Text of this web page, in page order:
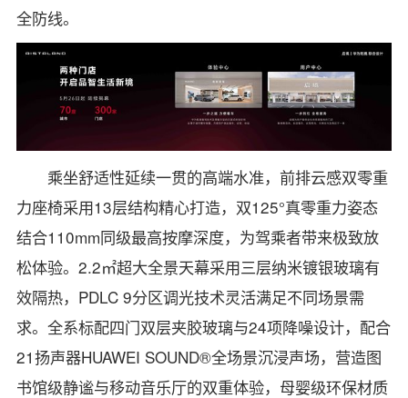
全防线。
乘坐舒适性延续一贯的高端水准，前排云感双零重
力座椅采用13层结构精心打造，双125°真零重力姿态
结合110mm同级最高按摩深度，为驾乘者带来极致放
松体验。2.2㎡超大全景天幕采用三层纳米镀银玻璃有
效隔热，PDLC 9分区调光技术灵活满足不同场景需
求。全系标配四门双层夹胶玻璃与24项降噪设计，配合
21扬声器HUAWEI SOUND®全场景沉浸声场，营造图
书馆级静谧与移动音乐厅的双重体验，母婴级环保材质